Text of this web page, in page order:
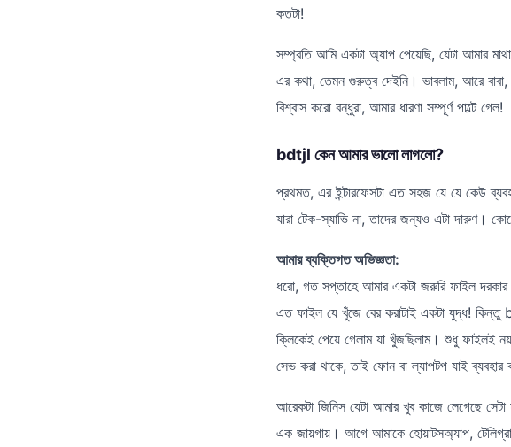
কতটা!
সম্প্রতি আমি একটা অ্যাপ পেয়েছি, যেটা আমার
এর কথা, তেমন গুরুত্ব দেইনি। ভাবলাম, আরে
বিশ্বাস করো বন্ধুরা, আমার ধারণা সম্পূর্ণ পাল্টে গেল!
bdtjl কেন আমার ভালো লাগলো?
প্রথমত, এর ইন্টারফেসটা এত সহজ যে যে কেউ
যারা টেক-স্যাভি না, তাদের জন্যও এটা দারুণ।
আমার ব্যক্তিগত অভিজ্ঞতা:
ধরো, গত সপ্তাহে আমার একটা জরুরি ফাইল
এত ফাইল যে খুঁজে বের করাটাই একটা যুদ্ধ! কিন্তু
ক্লিকেই পেয়ে গেলাম যা খুঁজছিলাম। শুধু ফাইলই
সেভ করা থাকে, তাই ফোন বা ল্যাপটপ যাই ব্যবহার
আরেকটা জিনিস যেটা আমার খুব কাজে লেগেছে
এক জায়গায়। আগে আমাকে হোয়াটসঅ্যাপ,